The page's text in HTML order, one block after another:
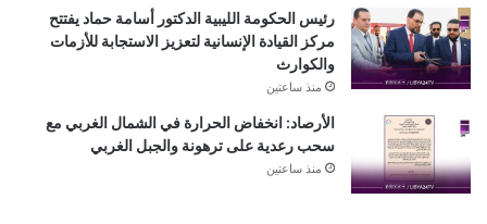
رئيس الحكومة الليبية الدكتور أسامة حماد يفتتح
مركز القيادة الإنسانية لتعزيز الاستجابة للأزمات
والكوارث
منذ ساعتين
الأرصاد: انخفاض الحرارة في الشمال الغربي مع
سحب رعدية على ترهونة والجبل الغربي
منذ ساعتين